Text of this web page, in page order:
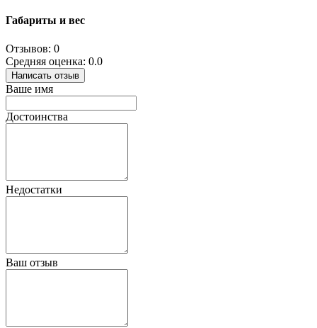
Габариты и вес
Отзывов: 0
Средняя оценка: 0.0
Написать отзыв
Ваше имя
Достоинства
Недостатки
Ваш отзыв